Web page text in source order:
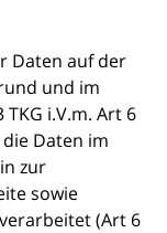
Daten auf der
und im
i.V.m. Art 6
Daten im
zur
sowie
(Art 6